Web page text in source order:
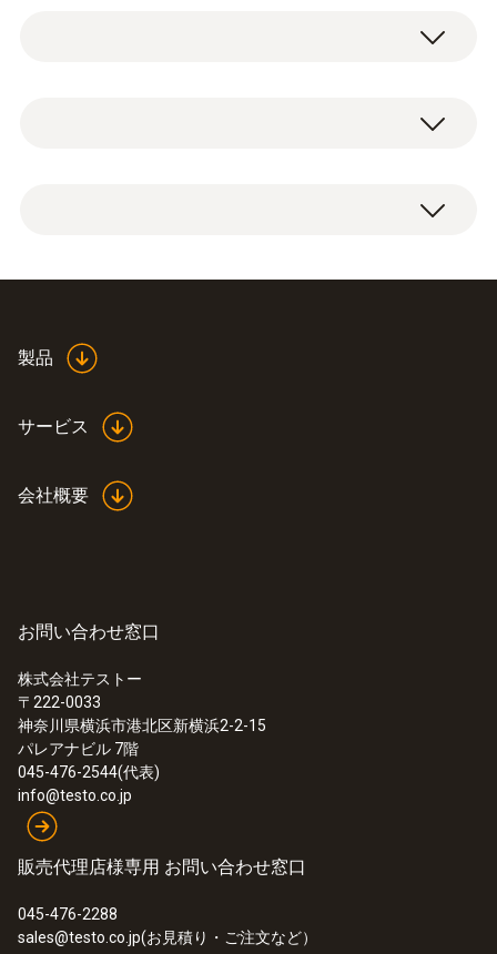
冷凍空調用スマートケースは、スマートプロ
た緩衝用スポンジによりスマートプローブが
:0564 5583 55
testo 558s ホースセット - デジタルマ
ニホールド
¥155,000
製品
サービス
会社概要
お問い合わせ窓口
株式会社テストー
〒222-0033
神奈川県横浜市港北区新横浜2-2-15
パレアナビル 7階
045-476-2544(代表)
info@testo.co.jp
販売代理店様専用 お問い合わせ窓口
045-476-2288
sales@testo.co.jp(お見積り・ご注文など）